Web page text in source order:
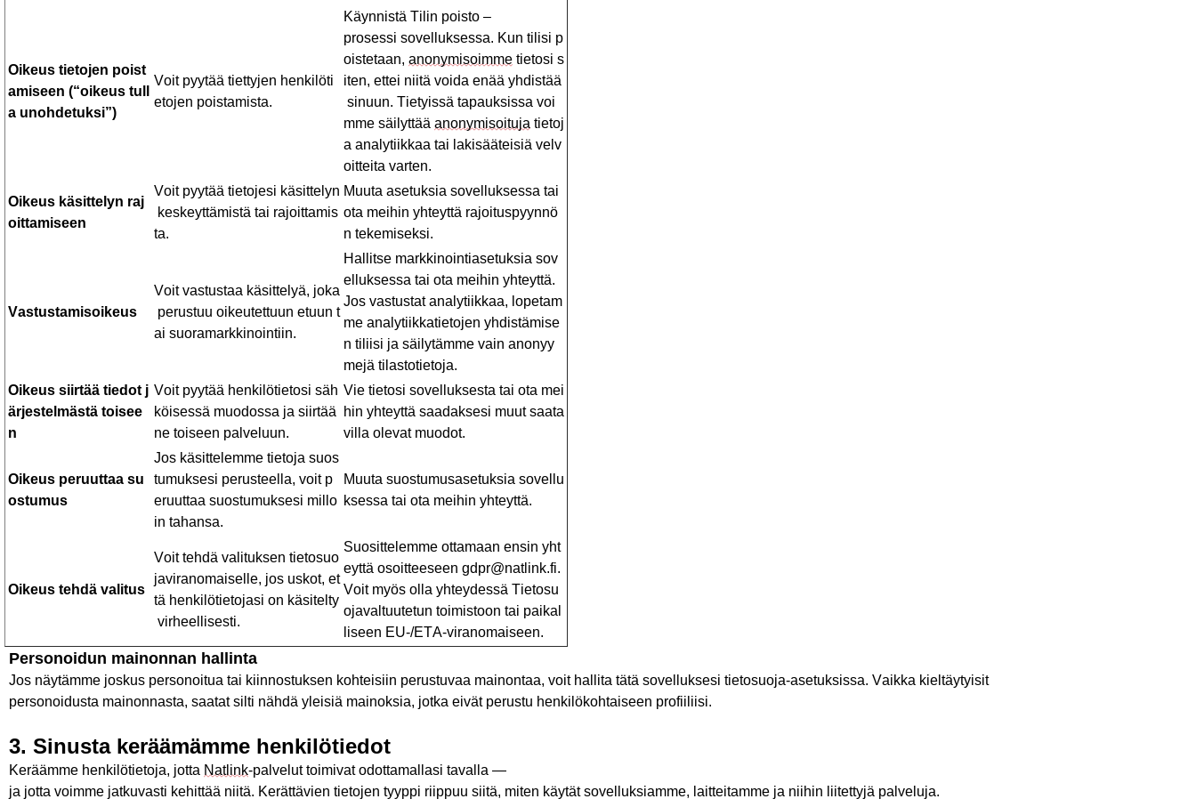
Oikeus tietojen poist
amiseen (“oikeus tull
a unohdetuksi”)
Voit pyytää tiettyjen henkilöti
etojen poistamista.
Käynnistä Tilin poisto –
prosessi sovelluksessa. Kun tilisi p
oistetaan, anonymisoimme tietosi s
iten, ettei niitä voida enää yhdistää
sinuun. Tietyissä tapauksissa voi
mme säilyttää anonymisoituja tietoj
a analytiikkaa tai lakisääteisiä velv
oitteita varten.
Oikeus käsittelyn raj
oittamiseen
Voit pyytää tietojesi käsittelyn
keskeyttämistä tai rajoittamis
ta.
Muuta asetuksia sovelluksessa tai
ota meihin yhteyttä rajoituspyynnö
n tekemiseksi.
Vastustamisoikeus
Voitvastustaa käsittelyä, joka
perustuu oikeutettuun etuun t
ai suoramarkkinointiin.
Hallitse markkinointiasetuksia sov
elluksessa tai ota meihin yhteyttä.
Jos vastustat analytiikkaa, lopetam
me analytiikkatietojen yhdistämise
n tiliisi ja säilytämme vain anonyy
mejä tilastotietoja.
Oikeus siirtää tiedot j
ärjestelmästä toisee
n
Voit pyytää henkilötietosi säh
köisessä muodossa ja siirtää
ne toiseen palveluun.
Vie tietosi sovelluksesta tai ota mei
hin yhteyttä saadaksesi muut saata
villa olevat muodot.
Oikeus peruuttaa su
ostumus
Jos käsittelemme tietoja suos
tumuksesi perusteella, voit p
eruuttaa suostumuksesi millo
in tahansa.
Muuta suostumusasetuksia sovellu
ksessa tai ota meihin yhteyttä.
Oikeus tehdä valitus
Voittehdä valituksen tietosuo
javiranomaiselle, jos uskot, et
tä henkilötietojasi on käsitelty
virheellisesti.
Suosittelemme ottamaan ensin yht
eyttä osoitteeseen gdpr@natlink.fi.
Voit myös olla yhteydessä Tietosu
ojavaltuutetun toimistoon tai paikal
liseen EU-/ETA-viranomaiseen.
Personoidun mainonnan hallinta
Jos näytämme joskus personoitua tai kiinnostuksen kohteisiin perustuvaa mainontaa, voit hallita tätä sovelluksesi tietosuoja-asetuksissa. Vaikka kieltäytyisit
personoidusta mainonnasta, saatat silti nähdä yleisiä mainoksia, jotka eivät perustu henkilökohtaiseen profiiliisi.
3. Sinusta keräämämme henkilötiedot
Keräämme henkilötietoja, jotta Natlink-palvelut toimivat odottamallasi tavalla —
ja jotta voimme jatkuvasti kehittää niitä. Kerättävien tietojen tyyppi riippuu siitä, miten käytät sovelluksiamme, laitteitamme ja niihin liitettyjä palveluja.